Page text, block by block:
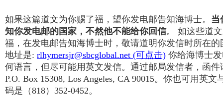
如果这篇道文为你赐了福，望你发电邮告知海博士。 当
知你发电邮的国家，不然他不能给你回信。 如这些道
福，在发电邮告知海博士时，敬请道明你发信时所在
地址是: rlhymersjr@sbcglobal.net (可点击) 你给海博士
何语言，但尽可能用英文发信。通过邮局发信者，函件
P.O. Box 15308, Los Angeles, CA 90015。你也可用英文
码是（818）352-0452。